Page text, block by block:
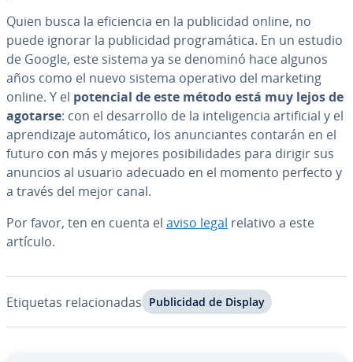
Quien busca la efi­cie­n­cia en la pu­bli­ci­dad online, no
puede ignorar la pu­bli­ci­dad pro­gra­má­ti­ca. En un estudio
de Google, este sistema ya se denominó hace algunos
años como el nuevo sistema operativo del marketing
online. Y el potencial de este método está muy lejos de
agotarse: con el de­sa­rro­llo de la in­te­li­ge­n­cia ar­ti­fi­cial y el
apre­n­di­za­je au­to­má­ti­co, los anu­n­cia­n­tes contarán en el
futuro con más y mejores po­si­bi­li­da­des para dirigir sus
anuncios al usuario adecuado en el momento perfecto y
a través del mejor canal.
Por favor, ten en cuenta el aviso legal relativo a este
artículo.
Etiquetas re­la­cio­na­das Pu­bli­ci­dad de Display